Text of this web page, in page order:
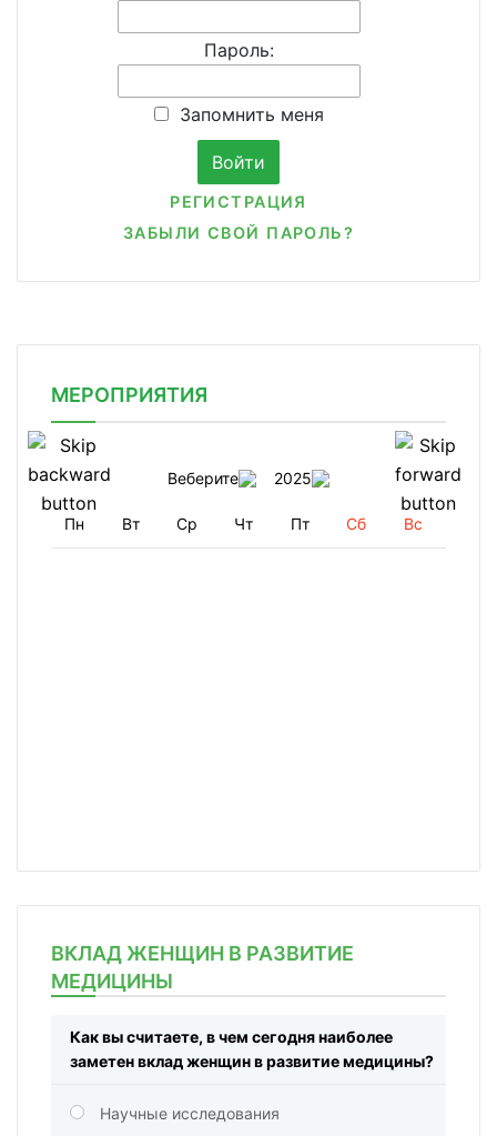
Пароль:
Запомнить меня
РЕГИСТРАЦИЯ
ЗАБЫЛИ СВОЙ ПАРОЛЬ?
МЕРОПРИЯТИЯ
Веберите 2025
Пн Вт Ср Чт Пт Сб Вс
ВКЛАД ЖЕНЩИН В РАЗВИТИЕ
МЕДИЦИНЫ
Как вы считаете, в чем сегодня наиболее
заметен вклад женщин в развитие медицины?
Научные исследования